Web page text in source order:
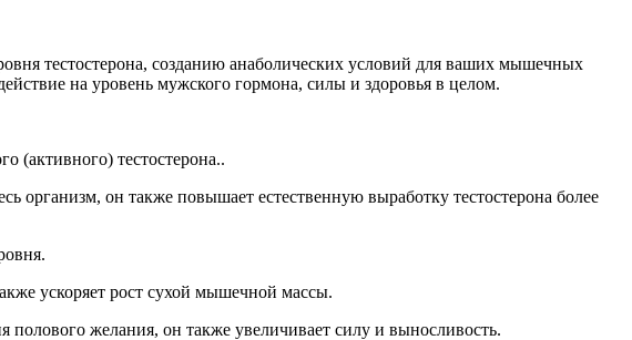
тестостерона, созданию анаболических условий для ваших мышечных
на уровень мужского гормона, силы и здоровья в целом.
тестостерона..
он также повышает естественную выработку тестостерона более
ускоряет рост сухой мышечной массы.
желания, он также увеличивает силу и выносливость.